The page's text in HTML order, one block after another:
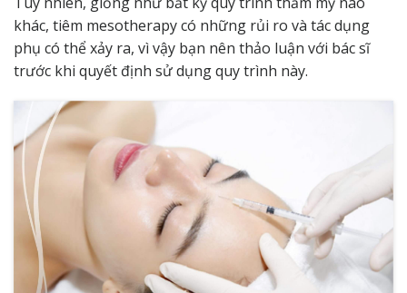
khác, tiêm mesotherapy có những rủi ro và tác dụng
phụ có thể xảy ra, vì vậy bạn nên thảo luận với bác sĩ
trước khi quyết định sử dụng quy trình này.